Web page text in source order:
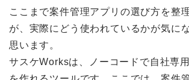
ここまで案件管理アプリの選び方を整
が、実際にどう使われているかが気に
思います。
サスケWorksは、ノーコードで自社専